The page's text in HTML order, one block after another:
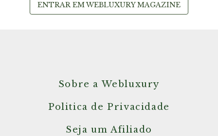
ENTRAR EM WEBLUXURY MAGAZINE
Sobre a Webluxury
Politica de Privacidade
Seja um Afiliado